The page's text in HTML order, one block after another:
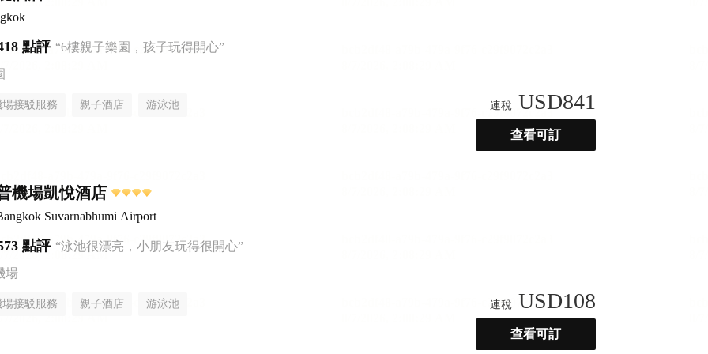
點評 “6樓親子樂園，孩子玩得開心”
場接駁服務 親子酒店 游泳池 連稅 USD841
查看可訂
機場凱悅酒店
Suvarnabhumi Airport
點評 “泳池很漂亮，小朋友玩得很開心”
場
場接駁服務 親子酒店 游泳池 連稅 USD108
查看可訂